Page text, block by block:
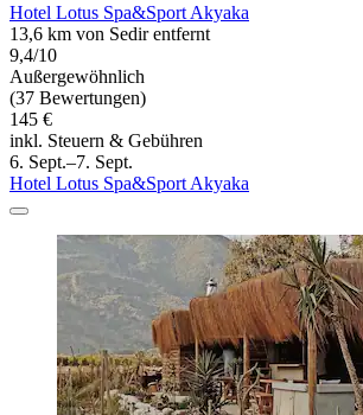
Hotel Lotus Spa&Sport Akyaka
13,6 km von Sedir entfernt
9,4/10
Außergewöhnlich
(37 Bewertungen)
145 €
inkl. Steuern & Gebühren
6. Sept.–7. Sept.
Hotel Lotus Spa&Sport Akyaka